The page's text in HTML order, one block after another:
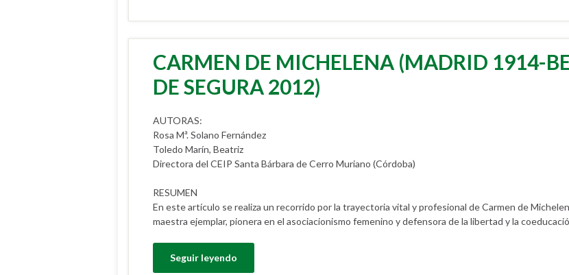
CARMEN DE MICHELENA (MADRID 1914-
DE SEGURA 2012)
AUTORAS:
Rosa Mª. Solano Fernández
Toledo Marín, Beatriz
Directora del CEIP Santa Bárbara de Cerro Muriano (Córdoba)
RESUMEN
En este artículo se realiza un recorrido por la trayectoria vital y profesional de Carmen de
maestra ejemplar, pionera en el asociacionismo femenino y defensora de la libertad y la
Seguir leyendo